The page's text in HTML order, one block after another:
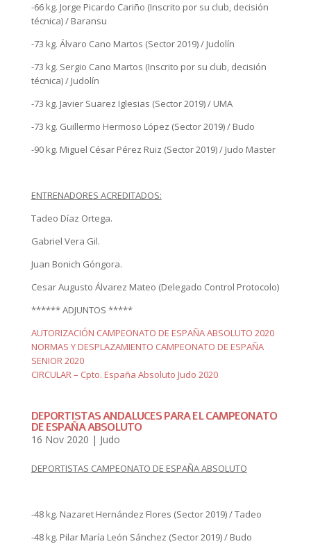
-66 kg. Jorge Picardo Cariño (Inscrito por su club, decisión
técnica) / Baransu
-73 kg. Álvaro Cano Martos (Sector 2019) / Judolín
-73 kg. Sergio Cano Martos (Inscrito por su club, decisión
técnica) / Judolín
-73 kg. Javier Suarez Iglesias (Sector 2019) / UMA
-73 kg. Guillermo Hermoso López (Sector 2019) / Budo
-90 kg. Miguel César Pérez Ruiz (Sector 2019) / Judo Master
ENTRENADORES ACREDITADOS:
Tadeo Díaz Ortega.
Gabriel Vera Gil.
Juan Bonich Góngora.
Cesar Augusto Álvarez Mateo (Delegado Control Protocolo)
****** ADJUNTOS *****
AUTORIZACIÓN CAMPEONATO DE ESPAÑA ABSOLUTO 2020
NORMAS Y DESPLAZAMIENTO CAMPEONATO DE ESPAÑA
SENIOR 2020
CIRCULAR – Cpto. España Absoluto Judo 2020
DEPORTISTAS ANDALUCES PARA EL CAMPEONATO
DE ESPAÑA ABSOLUTO
16 Nov 2020 | Judo
DEPORTISTAS CAMPEONATO DE ESPAÑA ABSOLUTO
-48 kg. Nazaret Hernández Flores (Sector 2019) / Tadeo
-48 kg. Pilar María León Sánchez (Sector 2019) / Budo